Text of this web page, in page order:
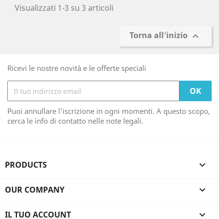
Visualizzati 1-3 su 3 articoli
Torna all'inizio 
Ricevi le nostre novità e le offerte speciali
Puoi annullare l'iscrizione in ogni momenti. A questo scopo,
cerca le info di contatto nelle note legali.
PRODUCTS 
OUR COMPANY 
IL TUO ACCOUNT 